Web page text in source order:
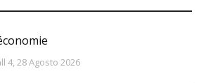
4, 28 Agosto 2026